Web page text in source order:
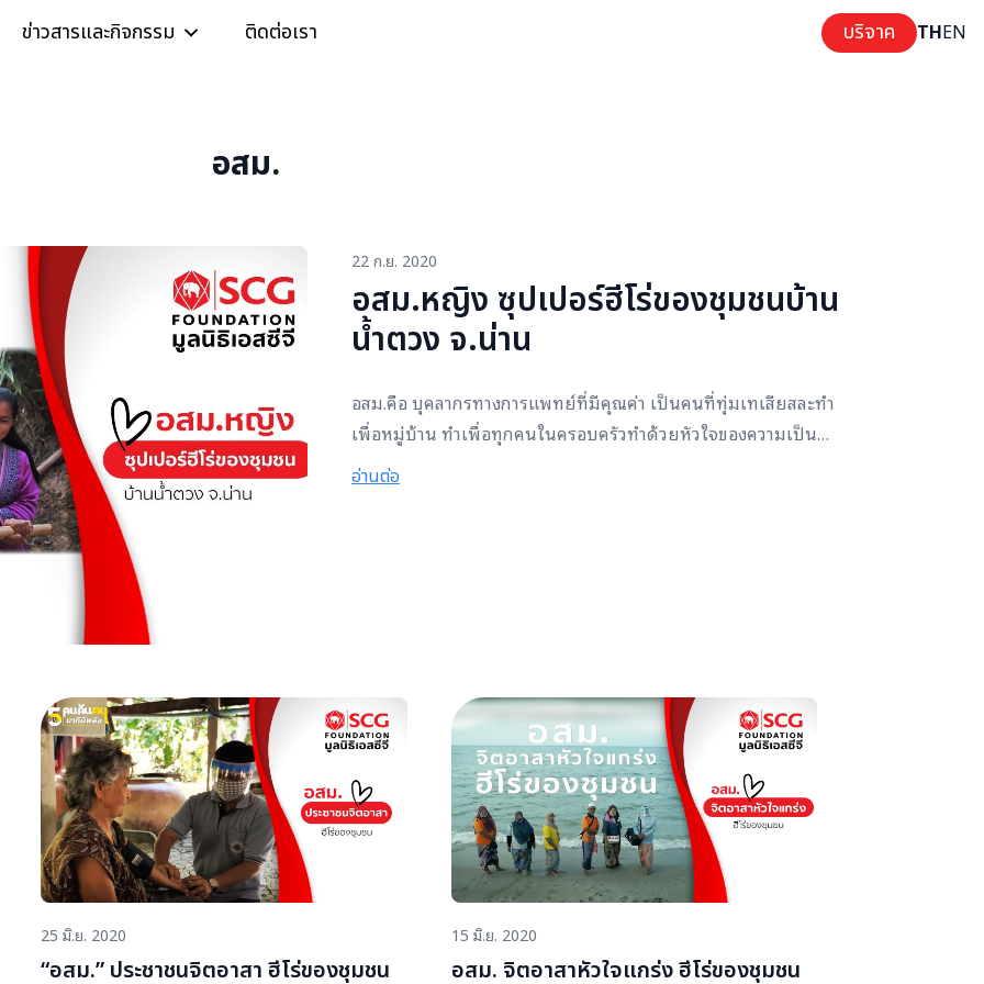
ข่าวสารและกิจกรรม ติดต่อเรา บริจาค THEN
อสม.
22 ก.ย. 2020
อสม.หญิง ซุปเปอร์ฮีโร่ของชุมชนบ้าน
น้ำตวง จ.น่าน
อสม.คือ บุคลากรทางการแพทย์ที่มีคุณค่า เป็นคนที่ทุ่มเทเสียสละทำ
เพื่อหมู่บ้าน ทำเพื่อทุกคนในครอบครัวทำด้วยหัวใจของความเป็น
มนุษย์ อย่างไม่รู้จักย่อท้อเพื่อให้ทุกคนในชุนชมอุ่นใจและมีความสุข
ปลอดภัยจากการแพร่ระบาดของไวรัสโควิด-19 ติดตามการทำงานของ
อ่านต่อ
25 มิ.ย. 2020
“อสม.” ประชาชนจิตอาสา ฮีโร่ของชุมชน
15 มิ.ย. 2020
อสม. จิต​อาสา​หัวใจ​แกร่ง ฮีโร่ของชุมชน​